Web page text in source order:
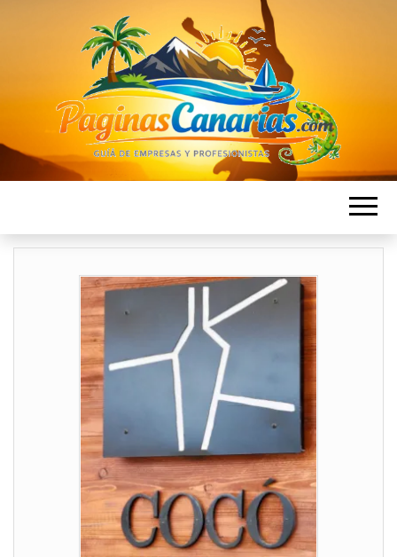
CANARIAS